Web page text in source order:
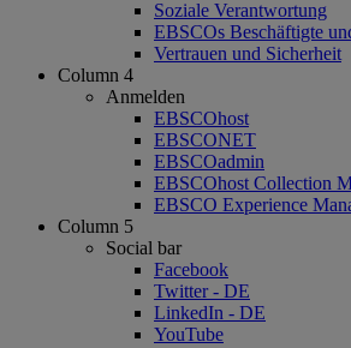
Soziale Verantwortung
EBSCOs Beschäftigte
Vertrauen und Sicherheit
Column 4
Anmelden
EBSCOhost
EBSCONET
EBSCOadmin
EBSCOhost Collection
EBSCO Experience
Column 5
Social bar
Facebook
Twitter - DE
LinkedIn - DE
YouTube